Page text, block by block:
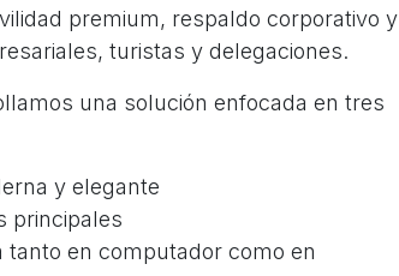
premium, respaldo corporativo y
turistas y delegaciones.
una solución enfocada en tres
y elegante
principales
en computador como en